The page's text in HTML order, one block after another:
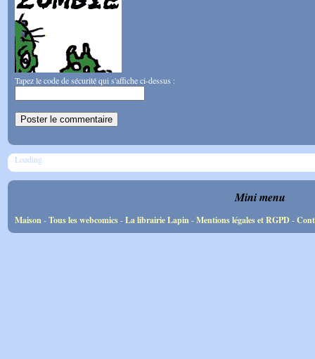
Tapez le code de sécurité qui s'affiche ci-dessus :
Loading
Mini menu
Maison-Tous les webcomics-La librairie Lapin-Mentions légales et RGPD-